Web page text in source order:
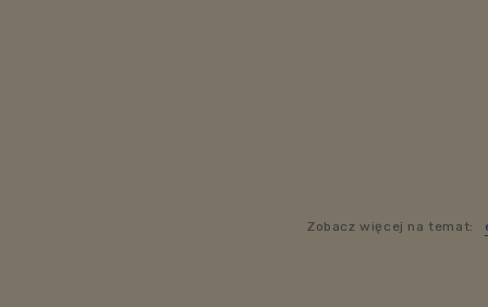
Zobacz więcej na temat: